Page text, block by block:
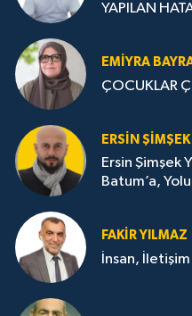
YAPILAN
EMIYRA
ÇOCUKLAR
ERSIN ŞIMŞEK
Ersin Şimşek
Batum’a,
FAKIR YILMAZ
İnsan,